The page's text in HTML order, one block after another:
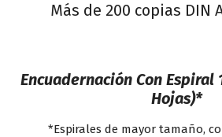
Más de 200 copias DIN
Encuadernación Con Espiral
Hojas)*
*Espirales de mayor tamaño,